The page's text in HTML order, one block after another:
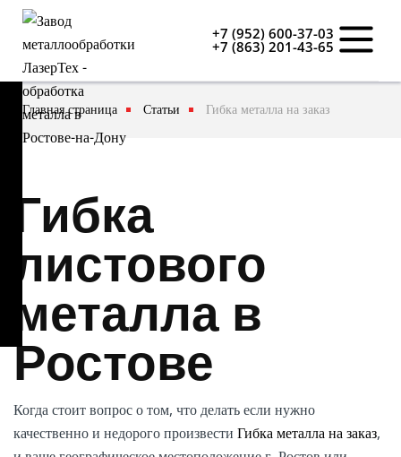
+7 (952) 600-37-03
+7 (863) 201-43-65
Главная страница Статьи Гибка металла на заказ
Гибка
листового
металла в
Ростове
Когда стоит вопрос о том, что делать если нужно
качественно и недорого произвести Гибка металла на заказ,